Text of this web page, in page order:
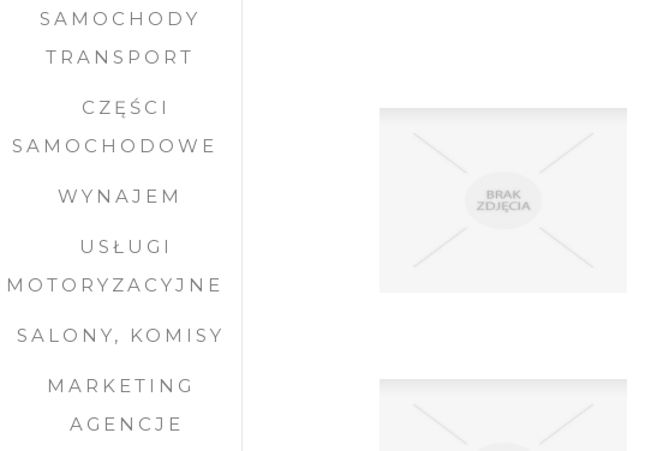
SAMOCHODY
TRANSPORT
CZĘŚCI
SAMOCHODOWE
WYNAJEM
USŁUGI
MOTORYZACYJNE
SALONY, KOMISY
MARKETING
AGENCJE